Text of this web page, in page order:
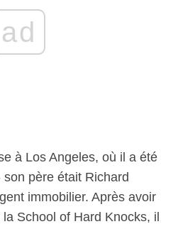
ad
à Los Angeles, où il a été
père était Richard
immobilier. Après avoir
School of Hard Knocks, il